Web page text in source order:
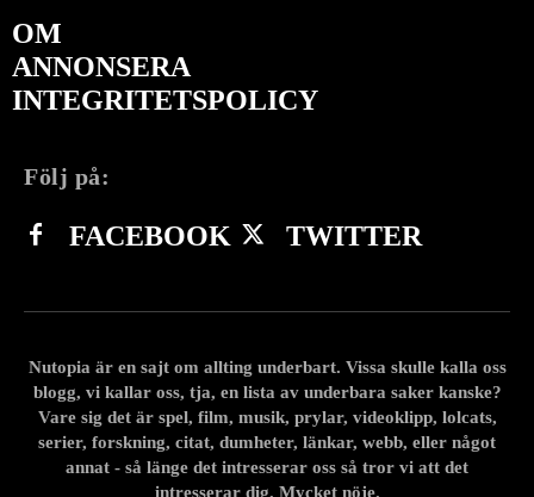
OM
ANNONSERA
INTEGRITETSPOLICY
Följ på:
FACEBOOK TWITTER
Nutopia är en sajt om allting underbart. Vissa skulle kalla oss
blogg, vi kallar oss, tja, en lista av underbara saker kanske?
Vare sig det är spel, film, musik, prylar, videoklipp, lolcats,
serier, forskning, citat, dumheter, länkar, webb, eller något
annat - så länge det intresserar oss så tror vi att det
intresserar dig. Mycket nöje.